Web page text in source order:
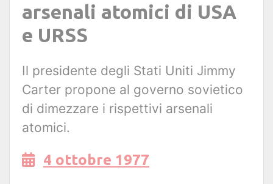
arsenali atomici di USA
e URSS
Il presidente degli Stati Uniti Jimmy
Carter propone al governo sovietico
di dimezzare i rispettivi arsenali
atomici.
4 ottobre 1977